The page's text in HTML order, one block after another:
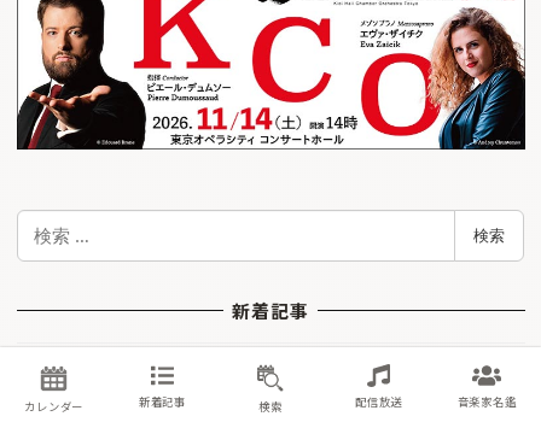
検
検索
新着記事
N響メンバーも参加！ 第7回那須クラシッ
カレンダー 新着記事 検索 配信放送 音楽家名鑑